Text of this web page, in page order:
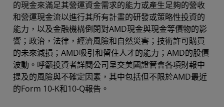
的現金來滿足其營運資金需求的能力或產生足夠的營收
和營運現金流以進行其所有計畫的研發或策略性投資的
能力，以及金融機構倒閉對AMD現金與現金等價物的影
響；政治，法律，經濟風險和自然災害；技術許可購買
的未來減損；AMD吸引和留住人才的能力；AMD的股價
波動。呼籲投資者詳閱公司呈交美國證管會各項財報中
提及的風險與不確定因素，其中包括但不限於AMD最近
的Form 10-K和10-Q報告。